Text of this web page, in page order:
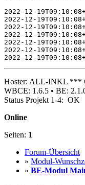
2022-12-
2022-12-
2022-12-
2022-12-
2022-12-
2022-12-
2022-12-
Hoster: ALL-INKL ***
WBCE: 1.6.5 • BE:
Status Projekt 1-4: OK
Online
Seiten: 1
Forum-Übersicht
» Modul-
» BE-Modul